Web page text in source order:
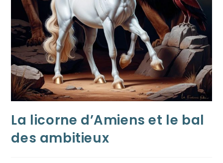
La licorne d’Amiens et le bal
des ambitieux